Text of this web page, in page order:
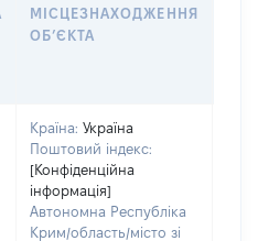
МІСЦЕЗНАХОДЖЕННЯ
ОБʼЄКТА
Країна: Україна
Поштовий індекс:
[Конфіденційна
інформація]
Автономна Республіка
Крим/область/місто зі